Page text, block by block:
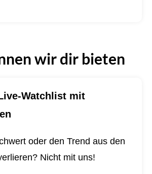
wir dir bieten
Watchlist mit
oder den Trend aus den
Nicht mit uns!